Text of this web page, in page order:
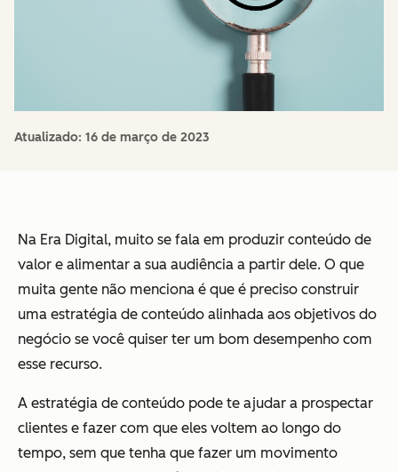
Atualizado: 16 de março de 2023
Na Era Digital, muito se fala em produzir conteúdo de
valor e alimentar a sua audiência a partir dele. O que
muita gente não menciona é que é preciso construir
uma estratégia de conteúdo alinhada aos objetivos do
negócio se você quiser ter um bom desempenho com
esse recurso.
A estratégia de conteúdo pode te ajudar a prospectar
clientes e fazer com que eles voltem ao longo do
tempo, sem que tenha que fazer um movimento